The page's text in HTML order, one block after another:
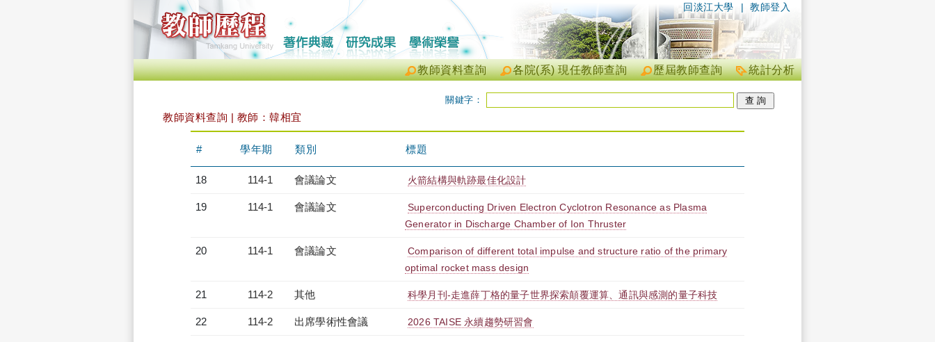
| 教師登入
回淡江大學
統計分析
歷屆教師查詢
各院(系) 現任教師查詢
教師資料查詢
關鍵字：
教師資料查詢 | 教師：韓相宜
# 學年期 類別 標題
18 114-1 會議論文 火箭結構與軌跡最佳化設計
19 114-1 會議論文
Superconducting Driven Electron Cyclotron Resonance as Plasma
Generator in Discharge Chamber of Ion Thruster
20 114-1 會議論文
Comparison of different total impulse and structure ratio of the primary
optimal rocket mass design
21 114-2 其他 科學月刊-走進薛丁格的量子世界探索顛覆運算、通訊與感測的量子科技
22 114-2 出席學術性會議 2026 TAISE 永續趨勢研習會